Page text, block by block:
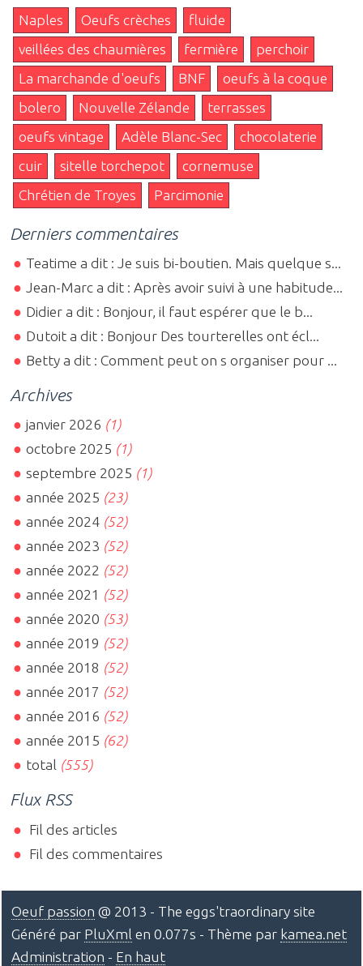
Naples Oeufs crèches
fluide
veillées des chaumières
fermière
perchoir
La marchande d'oeufs
BNF
oeufs à la coque
bolero
Nouvelle Zélande
terrasses
oeufs vintage
Adèle Blanc-Sec
chocolaterie
cuir
sitelle torchepot
cornemuse
Chrétien de Troyes
Parcimonie
Derniers commentaires
Teatime a dit : Je suis bi-boutien. Mais quelque s...
Jean-Marc a dit : Après avoir suivi à une habitude...
Didier a dit : Bonjour, il faut espérer que le b...
Dutoit a dit : Bonjour Des tourterelles ont écl...
Betty a dit : Comment peut on s organiser pour ...
Archives
janvier 2026 (1)
octobre 2025 (1)
septembre 2025 (1)
année 2025 (23)
année 2024 (52)
année 2023 (52)
année 2022 (52)
année 2021 (52)
année 2020 (53)
année 2019 (52)
année 2018 (52)
année 2017 (52)
année 2016 (52)
année 2015 (62)
total (555)
Flux RSS
Fil des articles
Fil des commentaires
Oeuf passion @ 2013 - The eggs'traordinary site
Généré par PluXml en 0.077s - Thème par kamea.net
Administration - En haut